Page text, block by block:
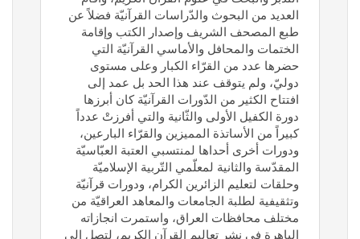
العديد من البحوث والدّراسات القرآنيّة فضلاً عن
طبع المصحف الشريف وإصدار الكتب وإقامة
الختمات والمحافل والأماسي القرآنيّة التي
حضرها عدد من القرّاء الكبار وعلى مستوى
دوليّ، ولم يتوقف عند هذا الحد بل عمد إلى
افتتاح الكثير من الدّورات القرآنيّة كان أبرزها
دورة الكفيل الأولى والثّانية والتي أفرزتْ عدداً
كبيراً من الأساتذة المميزين والقرّاء البارعين،
ودورات أخرى أحداها لمنتسبي العتبة العبّاسيّة
المقدّسة والثانية لمعلّمي التّربية الإسلاميّة
وحلقات لتعليم الزائرين الكرام، ودورات قرآنيّة
وتثقيفية لطلبة الجامعات والمعاهد العراقيّة من
مختلف محافظات العراق، واستمرت انجازاته
الباهرة في نشر تعاليم القرآن الكريم، لتصل إلى